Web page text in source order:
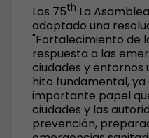
Los 75th La
adoptado una
"Fortalecimiento de
respuesta a las
ciudades y entornos
hito fundamental,
importante papel
ciudades y las
prevención,